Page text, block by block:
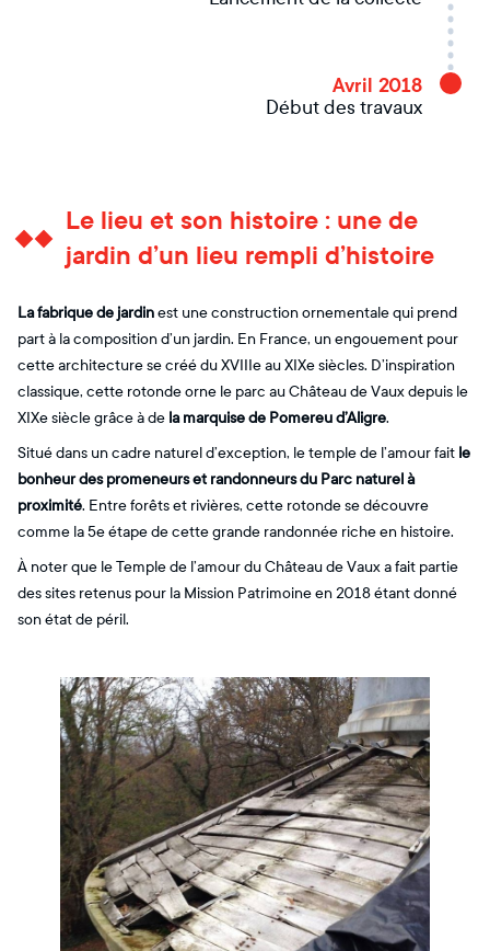
Avril 2018
Début des travaux
Le lieu et son histoire : une de
jardin d’un lieu rempli d’histoire
La fabrique de jardinest une construction ornementale qui prend
part à la composition d’un jardin. En France, un engouement pour
cette architecture se créé du XVIIIe au XIXe siècles. D’inspiration
classique, cette rotonde orne le parc au Château de Vaux depuis le
XIXe siècle grâce à de la marquise de Pomereu d’Aligre.
Situé dans un cadre naturel d’exception, le temple de l’amour fait le
bonheur des promeneurs et randonneurs du Parc naturel à
proximité. Entre forêts et rivières, cette rotonde se découvre
comme la 5e étape de cette grande randonnée riche en histoire.
À noter que le Temple de l’amour du Château de Vaux a fait partie
des sites retenus pour la Mission Patrimoine en 2018 étant donné
son état de péril.